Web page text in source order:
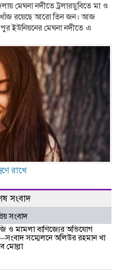
মেঘনা নদীতে ট্রলারডুবিতে মা ও
রয়েছে আরো তিন জন। আজ
ইউনিয়নের মেঘনা নদীতে এ
রাখে
সংবাদ
সংবাদ
ও মামলা বাণিজ্যের অভিযোগ
সম্মেলনে অলিউর রহমান খা
মোল্লা